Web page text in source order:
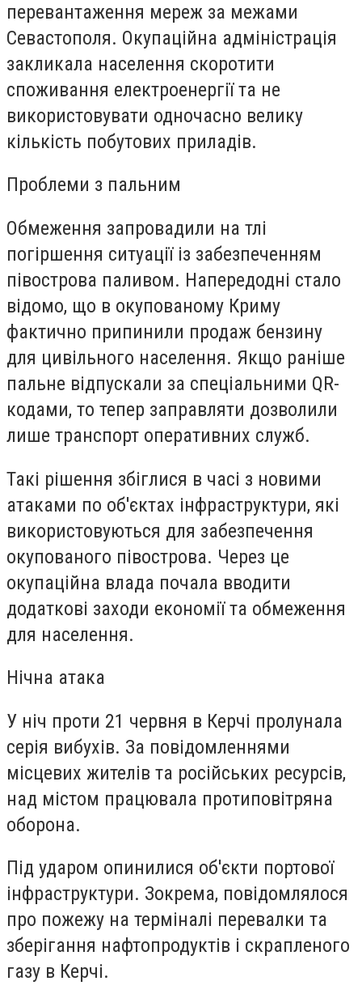
перевантаження мереж за межами
Севастополя. Окупаційна адміністрація
закликала населення скоротити
споживання електроенергії та не
використовувати одночасно велику
кількість побутових приладів.
Проблеми з пальним
Обмеження запровадили на тлі
погіршення ситуації із забезпеченням
півострова паливом. Напередодні стало
відомо, що в окупованому Криму
фактично припинили продаж бензину
для цивільного населення. Якщо раніше
пальне відпускали за спеціальними QR-
кодами, то тепер заправляти дозволили
лише транспорт оперативних служб.
Такі рішення збіглися в часі з новими
атаками по об'єктах інфраструктури, які
використовуються для забезпечення
окупованого півострова. Через це
окупаційна влада почала вводити
додаткові заходи економії та обмеження
для населення.
Нічна атака
У ніч проти 21 червня в Керчі пролунала
серія вибухів. За повідомленнями
місцевих жителів та російських ресурсів,
над містом працювала протиповітряна
оборона.
Під ударом опинилися об'єкти портової
інфраструктури. Зокрема, повідомлялося
про пожежу на терміналі перевалки та
зберігання нафтопродуктів і скрапленого
газу в Керчі.